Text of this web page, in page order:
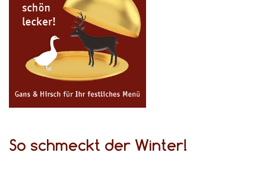
So schmeckt der Winter!